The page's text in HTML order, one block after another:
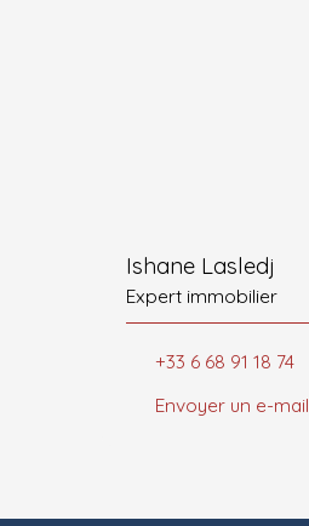
Ishane Lasledj
Expert immobilier
+33 6 68 91 18 74
Envoyer un e-mail